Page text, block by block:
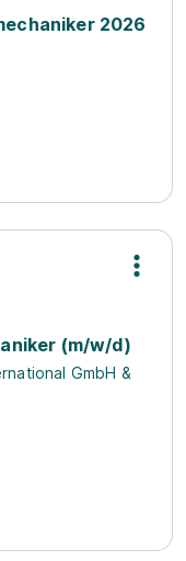
2026
(m/w/d)
GmbH &